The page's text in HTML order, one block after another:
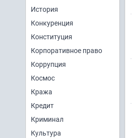
История
Конкуренция
Конституция
Корпоративное право
Коррупция
Космос
Кража
Кредит
Криминал
Культура